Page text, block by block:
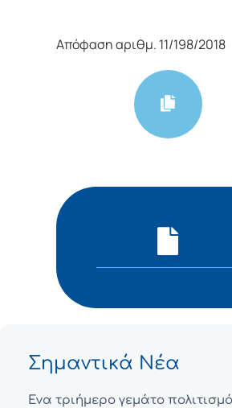
Απόφαση αριθμ. 11/198/2018
Σημαντικά Νέα
Ένα τριήμερο γεμάτο